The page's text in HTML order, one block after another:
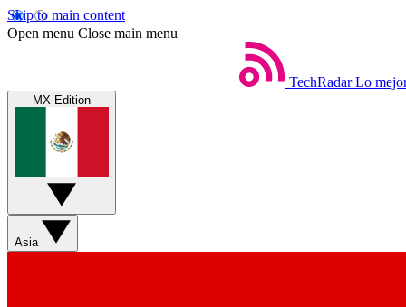
Skip to main content
Open menu Close main menu
TechRadar Lo
MX Edition
Asia